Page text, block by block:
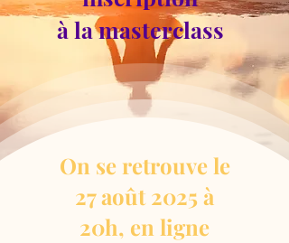
à la masterclass
On se retrouve le
27 août 2025 à
20h, en ligne